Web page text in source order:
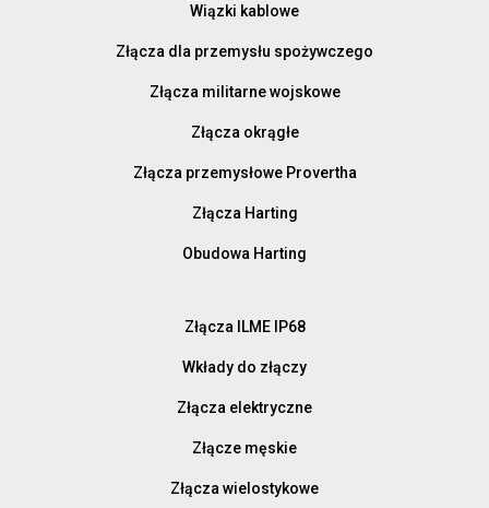
Wiązki kablowe
Złącza dla przemysłu spożywczego
Złącza militarne wojskowe
Złącza okrągłe
Złącza przemysłowe Provertha
Złącza Harting
Obudowa Harting
Złącza ILME IP68
Wkłady do złączy
Złącza elektryczne
Złącze męskie
Złącza wielostykowe